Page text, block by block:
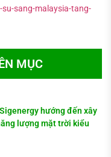
sang-malaysia-tang-
MỤC
hướng đến xây
lượng mặt trời kiểu